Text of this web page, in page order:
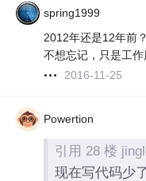
spring1999
2012年还是12年前
不想忘记，只是工作
2016-11-25
Powertion
引用 28 楼
现在写代码少